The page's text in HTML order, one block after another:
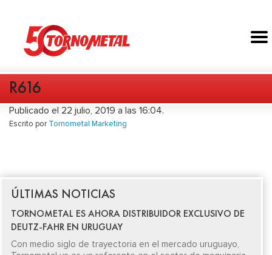
R616
Publicado el 22 julio, 2019 a las 16:04.
Escrito por Tornometal Marketing
ÚLTIMAS NOTICIAS
TORNOMETAL ES AHORA DISTRIBUIDOR EXCLUSIVO DE
DEUTZ-FAHR EN URUGUAY
Con medio siglo de trayectoria en el mercado uruguayo,